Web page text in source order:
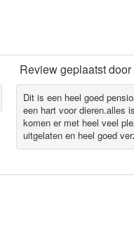
Review geplaatst door
Dit is een heel goed
een hart voor dieren.alles
komen er met heel veel
uitgelaten en heel goed